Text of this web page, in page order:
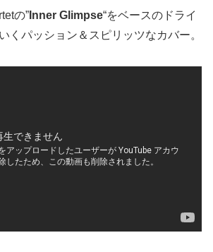
の” Inner Glimpse“をベースのドライ
くパッション＆スピリッツなカバー。